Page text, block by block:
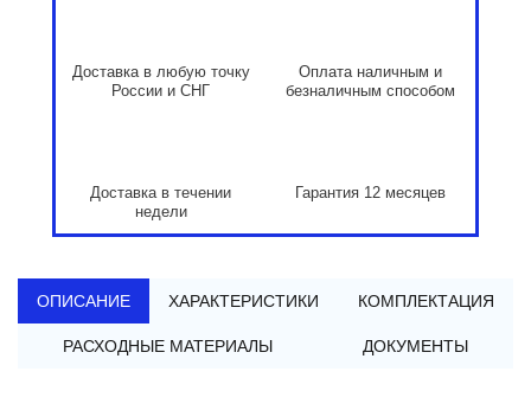
Доставка в любую точку
России и СНГ
Оплата наличным и
безналичным способом
Доставка в течении
недели
Гарантия 12 месяцев
ОПИСАНИЕ ХАРАКТЕРИСТИКИ КОМПЛЕКТАЦИЯ
РАСХОДНЫЕ МАТЕРИАЛЫ ДОКУМЕНТЫ